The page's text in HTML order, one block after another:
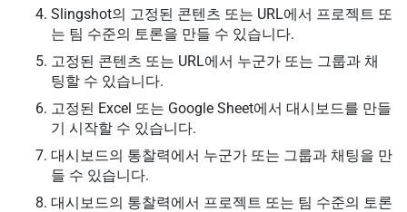
Slingshot의 고정된 콘텐츠 또는 URL에서 프로젝트 또
는 팀 수준의 토론을 만들 수 있습니다.
고정된 콘텐츠 또는 URL에서 누군가 또는 그룹과 채
팅할 수 있습니다.
고정된 Excel 또는 Google Sheet에서 대시보드를 만들
기 시작할 수 있습니다.
대시보드의 통찰력에서 누군가 또는 그룹과 채팅을 만
들 수 있습니다.
대시보드의 통찰력에서 프로젝트 또는 팀 수준의 토론